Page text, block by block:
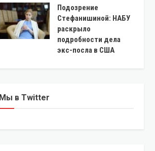
Подозрение
Стефанишиной: НАБУ
раскрыло
подробности дела
экс-посла в США
Мы в Twitter